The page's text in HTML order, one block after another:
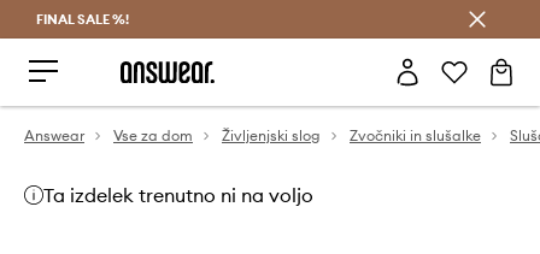
FINAL SALE %!
Answear Vse za dom Življenjski slog Zvočniki in slušalke
Ta izdelek trenutno ni na voljo